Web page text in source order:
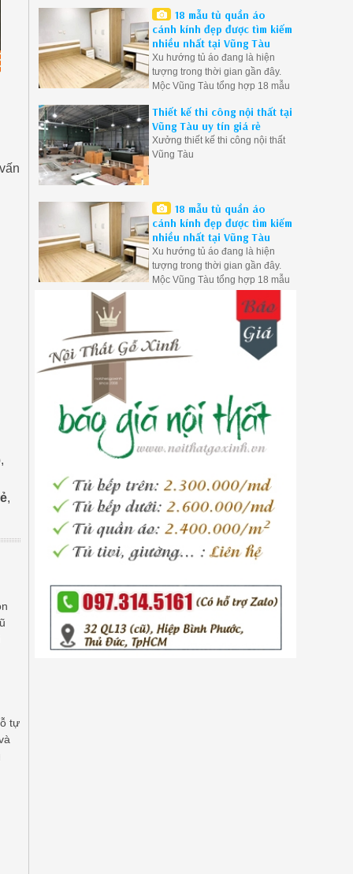
,
tự
nghiệp 086.789.5828
18 mẫu tủ quần áo
cánh kính đẹp được tìm kiếm
nhiều nhất tại Vũng Tàu
Xu hướng tủ áo đang là hiện
tượng trong thời gian gần đây.
Mộc Vũng Tàu tổng hợp 18 mẫu
Vũng Tàu được quan tâm nhất.
Thiết kế thi công nội thất tại
Vũng Tàu uy tín giá rẻ
Xưởng thiết kế thi công nội thất
Vũng Tàu
18 mẫu tủ quần áo
cánh kính đẹp được tìm kiếm
nhiều nhất tại Vũng Tàu
Xu hướng tủ áo đang là hiện
tượng trong thời gian gần đây.
Mộc Vũng Tàu tổng hợp 18 mẫu
Vũng Tàu được quan tâm nhất.